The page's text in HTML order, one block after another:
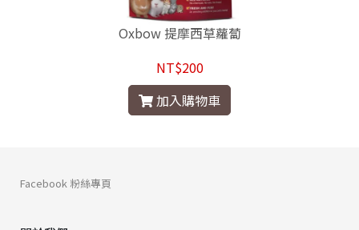
Oxbow 提摩西草蘿蔔
NT$200
加入購物車
Facebook 粉絲專頁